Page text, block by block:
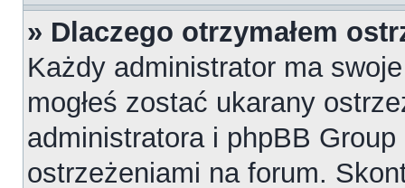
» Dlaczego otrzymałem
Każdy administrator ma
mogłeś zostać ukarany
administratora i phpBB
ostrzeżeniami na forum.